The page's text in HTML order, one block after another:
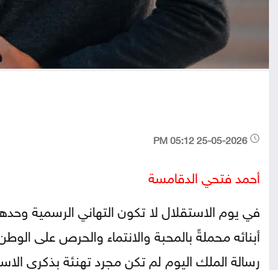
أحمد فتحي الدقامسة
في يوم الاستقلال لا تكون التهاني الرسمية
أبنائه محملةً بالمحبة والانتماء والحرص على
رسالة الملك اليوم لم تكن مجرد تهنئة بذكرى